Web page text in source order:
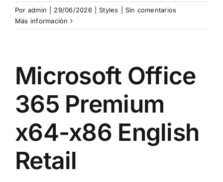
Por admin 29/06/2026 Styles
Sin comentarios
Más información
Microsoft Office
365 Premium
x64-x86 English
Retail